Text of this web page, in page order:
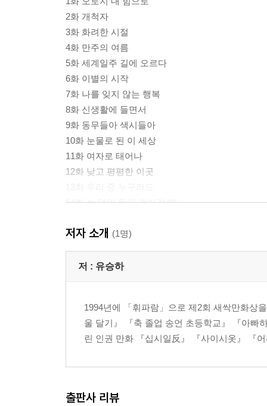
2화 개척자
3화 화려한 시절
4화 만주의 여름
5화 세계일주 길에 오르다
6화 이별의 시작
7화 나를 잊지 않는 행복
8화 신생활에 들면서
9화 동무들아 색시들아
10화 눈물로 된 이 세상
11화 여자로 태어나
12화 낮고 평평한 이곳
14화 눈 덮인 들판 걸어갈 때
16화 혼자 걷는 내일
작가의 말
저자 소개 (1명)
저 : 유승하
1994년에 「휘파람」으로 제2회 새싹만화상
울 달기』 『축 졸업 송언 초등학교』 『아빠
린 인권 만화 『십시일反』 『사이시옷』 『
출판사 리뷰